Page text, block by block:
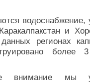
водоснабжение,
и
регионах
более
внимание мы